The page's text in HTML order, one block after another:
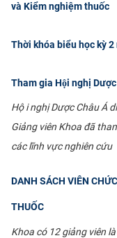
và Kiểm nghiệm thuốc
Thời khóa biểu học kỳ
Tham gia Hội nghị
Hội nghị Dược Châu Á
Giảng viên Khoa đã
các lĩnh vực nghiên cứu
DANH SÁCH VIÊN
THUỐC
Khoa có 12 giảng viên